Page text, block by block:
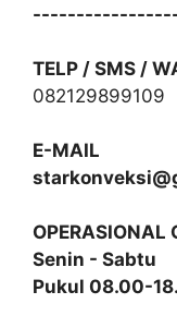
TELP / SMS /
082129899109
E-MAIL
OPERASIONAL
Senin - Sabtu
Pukul 08.00-